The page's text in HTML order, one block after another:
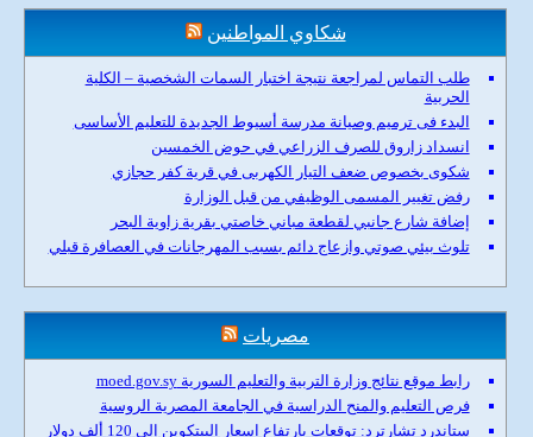
شكاوي المواطنين
طلب التماس لمراجعة نتيجة اختبار السمات الشخصية – الكلية
الحربية
البدء فى ترميم وصيانة مدرسة أسيوط الجديدة للتعليم الأساسى
انسداد زاروق للصرف الزراعي في حوض الخمسين
شكوى بخصوص ضعف التيار الكهربى في قرية كفر حجازي
رفض تغيير المسمى الوظيفي من قبل الوزارة
إضافة شارع جانبي لقطعة مباني خاصتي بقرية زاوية البحر
تلوث بيئي صوتي وازعاج دائم بسبب المهرجانات في العصافرة قبلي
مصريات
رابط موقع نتائج وزارة التربية والتعليم السورية moed.gov.sy
فرص التعليم والمنح الدراسية في الجامعة المصرية الروسية
ستاندرد تشارترد: توقعات بارتفاع اسعار البيتكوين إلى 120 ألف دولار